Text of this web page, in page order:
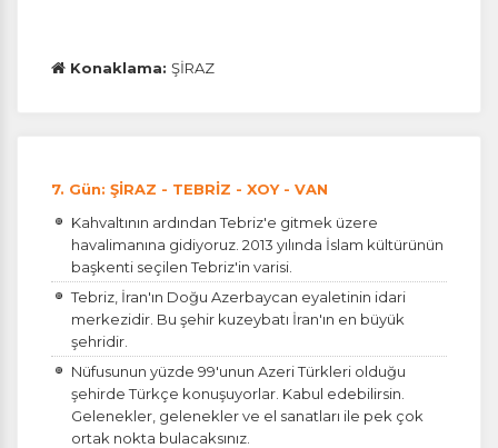
Konaklama: ŞİRAZ
7. Gün: ŞİRAZ - TEBRİZ - XOY - VAN
Kahvaltının ardından Tebriz'e gitmek üzere
havalimanına gidiyoruz. 2013 yılında İslam kültürünün
başkenti seçilen Tebriz'in varisi.
Tebriz, İran'ın Doğu Azerbaycan eyaletinin idari
merkezidir. Bu şehir kuzeybatı İran'ın en büyük
şehridir.
Nüfusunun yüzde 99'unun Azeri Türkleri olduğu
şehirde Türkçe konuşuyorlar. Kabul edebilirsin.
Gelenekler, gelenekler ve el sanatları ile pek çok
ortak nokta bulacaksınız.